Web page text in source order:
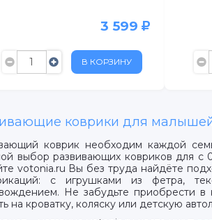
3 599
В КОРЗИНУ
коврики для
коврик необходим каждой
выбор развивающих ковриков для с
votonia.ru Вы без труда найдёте
с игрушками из фетра,
Не забудьте приобрести
на кроватку, коляску или детскую